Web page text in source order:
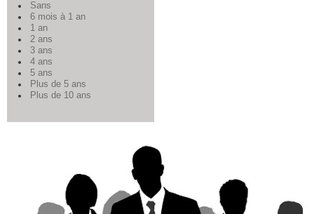
Sans
6 mois à 1 an
1 an
2 ans
3 ans
4 ans
5 ans
Plus de 5 ans
Plus de 10 ans